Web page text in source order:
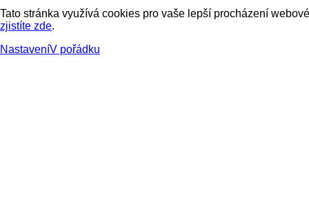
Tato stránka využívá cookies pro vaše lepší procházení
zjistíte zde.
NastaveníV pořádku